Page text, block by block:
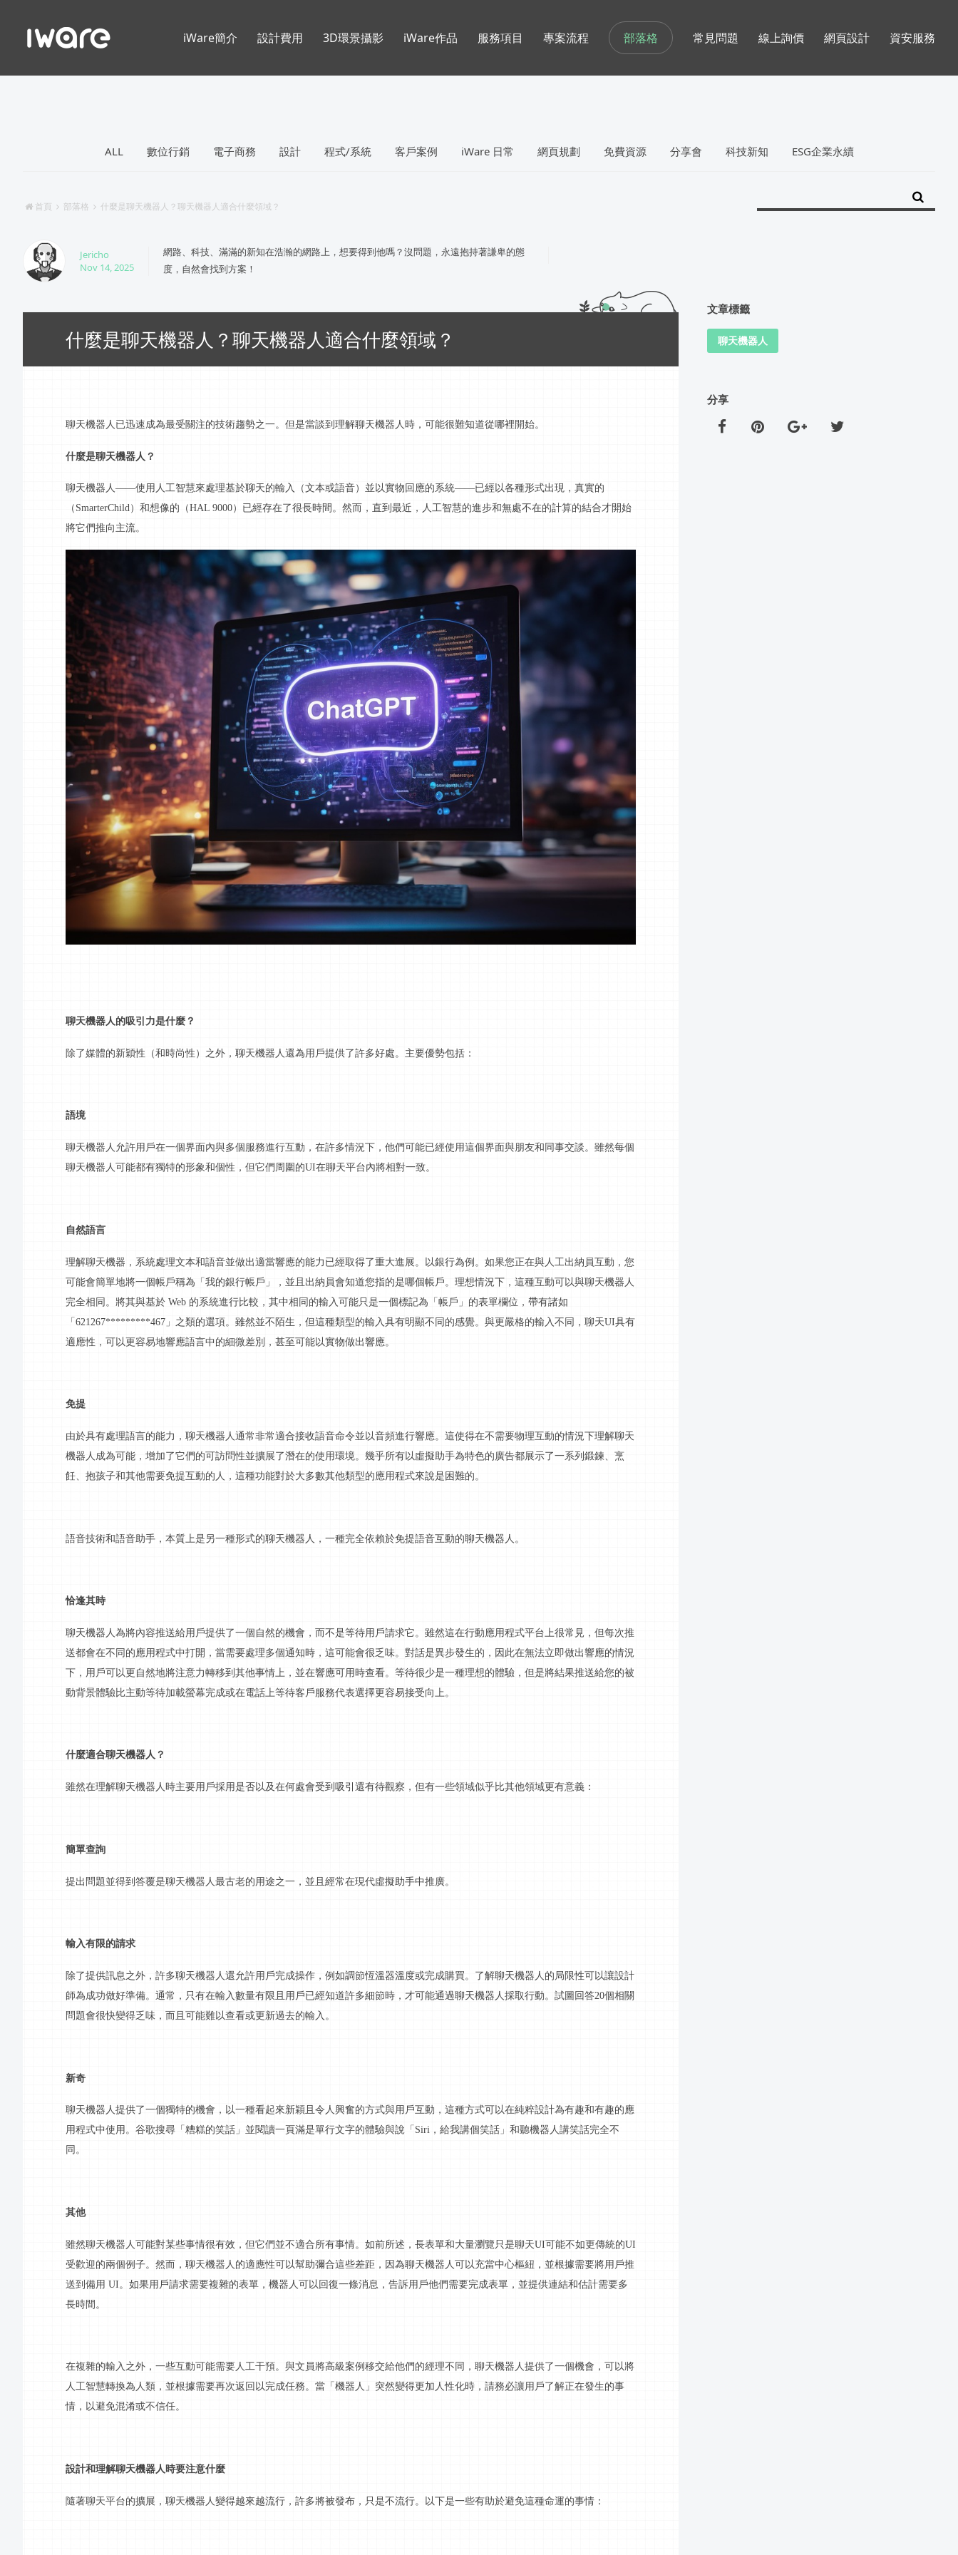
部落格
ALL 數位行銷 電子商務 設計 程式/系統 客戶案例 iWare 日常 網頁規劃 免費資源 分享會 科技新知 ESG企業永續
首頁 部落格 什麼是聊天機器人？聊天機器人適合什麼領域？
Jericho
Nov 14, 2025
網路、科技、滿滿的新知在浩瀚的網路上，想要得到他嗎？沒問題，永遠抱持著謙卑的態
度，自然會找到方案！
什麼是聊天機器人？聊天機器人適合什麼領域？
聊天機器人已迅速成為最受關注的技術趨勢之一。但是當談到理解聊天機器人時，可能很難知道從哪裡開始。
什麼是聊天機器人？
聊天機器人——使用人工智慧來處理基於聊天的輸入（文本或語音）並以實物回應的系統——已經以各種形式出現，真實的
（SmarterChild）和想像的（HAL 9000）已經存在了很長時間。然而，直到最近，人工智慧的進步和無處不在的計算的結合才開始
將它們推向主流。
聊天機器人的吸引力是什麼？
除了媒體的新穎性（和時尚性）之外，聊天機器人還為用戶提供了許多好處。主要優勢包括：
語境
聊天機器人允許用戶在一個界面內與多個服務進行互動 ，在許多情況下，他們可能已經使用這個界面與朋友和同事交談。雖然每個
聊天機器人可能都有獨特的形象和個性，但它們周圍的UI在聊天平台內將相對一致。
自然語言
理解聊天機器，系統處理文本和語音並做出適當響應的能力已經取得了重大進展。以銀行為例。如果您正在與人工出納員互動，您
可能會簡單地將一個帳戶稱為「我的銀行帳戶」，並且出納員會知道您指的是哪個帳戶。理想情況下，這種互動可以與聊天機器人
完全相同。將其與基於 Web 的系統進行比較，其中相同的輸入可能只是一個標記為「帳戶」的表單欄位，帶有諸如
「621267*********467」之類的選項。雖然並不陌生，但這種類型的輸入具有明顯不同的感覺。與更嚴格的輸入不同，聊天UI具有
適應性，可以更容易地響應語言中的細微差別，甚至可能以實物做出響應。
免提
由於具有處理語言的能力，聊天機器人通常非常適合接收語音命令並以音頻進行響應。這使得在不需要物理互動的情況下理解聊天
機器人成為可能，增加了它們的可訪問性並擴展了潛在的使用環境。幾乎所有以虛擬助手為特色的廣告都展示了一系列鍛鍊、烹
飪、抱孩子和其他需要免提互動的人，這種功能對於大多數其他類型的應用程式來說是困難的。
語音技術和語音助手，本質上是另一種形式的聊天機器人，一種完全依賴於免提語音互動的聊天機器人。
恰逢其時
聊天機器人為將內容推送給用戶提供了一個自然的機會，而不是等待用戶請求它。雖然這在行動應用程式平台上很常見，但每次推
送都會在不同的應用程式中打開，當需要處理多個通知時，這可能會很乏味。對話是異步發生的，因此在無法立即做出響應的情況
下，用戶可以更自然地將注意力轉移到其他事情上，並在響應可用時查看。等待很少是一種理想的體驗，但是將結果推送給您的被
動背景體驗比主動等待加載螢幕完成或在電話上等待客戶服務代表選擇更容易接受向上。
什麼適合聊天機器人？
雖然在理解聊天機器人時主要用戶採用是否以及在何處會受到吸引還有待觀察，但有一些領域似乎比其他領域更有意義：
簡單查詢
提出問題並得到答覆是聊天機器人最古老的用途之一，並且經常在現代虛擬助手中推廣。
輸入有限的請求
除了提供訊息之外，許多聊天機器人還允許用戶完成操作，例如調節恆溫器溫度或完成購買。了解聊天機器人的局限性可以讓設計
師為成功做好準備。通常，只有在輸入數量有限且用戶已經知道許多細節時，才可能通過聊天機器人採取行動。試圖回答20個相關
問題會很快變得乏味，而且可能難以查看或更新過去的輸入。
新奇
聊天機器人提供了一個獨特的機會，以一種看起來新穎且令人興奮的方式與用戶互動 ，這種方式可以在純粹設計為有趣和有趣的應
用程式中使用。谷歌搜尋 「糟糕的笑話」並閱讀一頁滿是單行文字的體驗與說「 Siri，給我講個笑話」和聽機器人講笑話完全不
同。
其他
雖然聊天機器人可能對某些事情很有效，但它們並不適合所有事情。如前所述，長表單和大量瀏覽只是聊天UI可能不如更傳統的UI
受歡迎的兩個例子。然而，聊天機器人的適應性可以幫助彌合這些差距，因為聊天機器人可以充當中心樞紐，並根據需要將用戶推
送到備用 UI。如果用戶請求需要複雜的表單，機器人可以回復一條消息，告訴用戶他們需要完成表單，並提供連結和估計需要多
長時間。
在複雜的輸入之外，一些互動可能需要人工干預。與文員將高級案例移交給他們的經理不同，聊天機器人提供了一個機會，可以將
人工智慧轉換為人類，並根據需要再次返回以完成任務。當「機器人」突然變得更加人性化時，請務必讓用戶了解正在發生的事
情，以避免混淆或不信任。
設計和理解聊天機器人時要注意什麼
隨著聊天平台的擴展，聊天機器人變得越來越流行，許多將被發布，只是不流行。以下是一些有助於避免這種命運的事情：
文章標籤
聊天機器人
分享